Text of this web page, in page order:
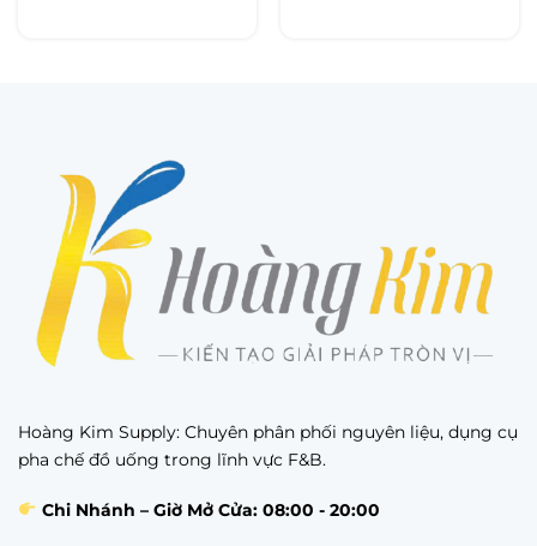
Hoàng Kim Supply: Chuyên phân phối nguyên liệu, dụng cụ
pha chế đồ uống trong lĩnh vực F&B.
Chi Nhánh – Giờ Mở Cửa: 08:00 - 20:00